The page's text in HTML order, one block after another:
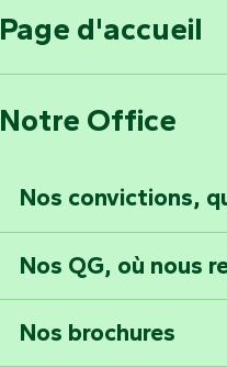
Page d'accueil
Notre Office
Nos convictions,
Nos QG, où nous
Nos brochures
l’Office de
kilomètres.
la carte